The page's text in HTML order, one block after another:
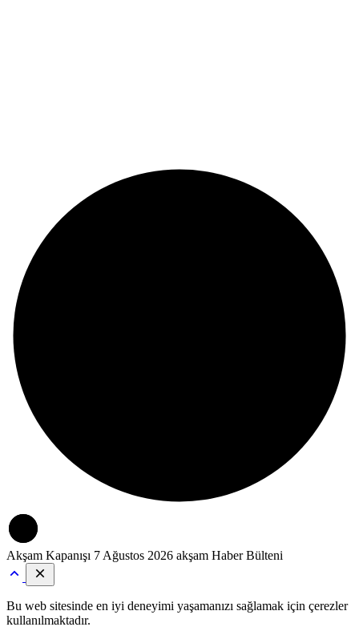
Akşam Kapanışı 7 Ağustos 2026 akşam Haber Bülteni
Bu web sitesinde en iyi deneyimi yaşamanızı sağlamak için çerezler
kullanılmaktadır.